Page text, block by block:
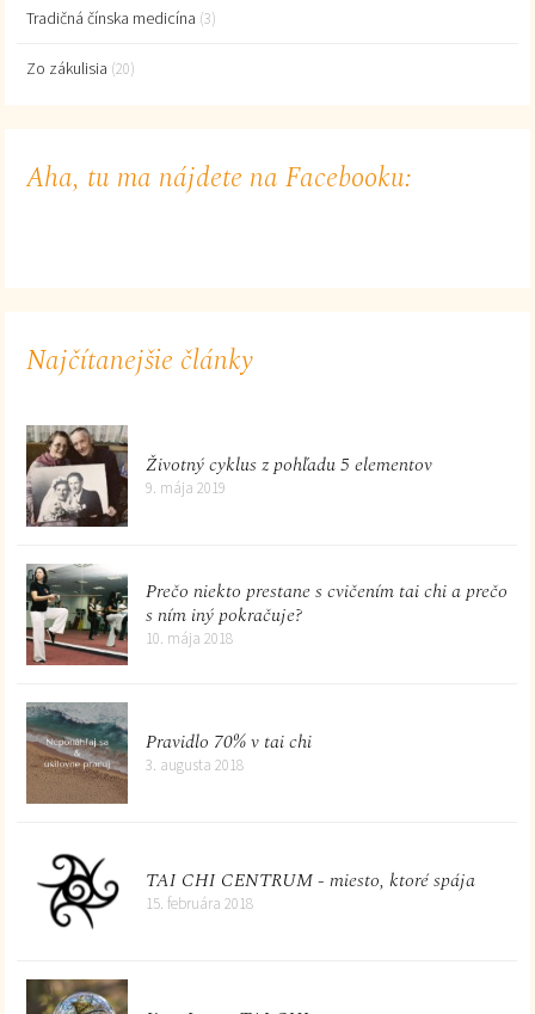
Tradičná čínska medicína (3)
Zo zákulisia (20)
Aha, tu ma nájdete na Facebooku:
Najčítanejšie články
Životný cyklus z pohľadu 5 elementov
9. mája 2019
Prečo niekto prestane s cvičením tai chi a prečo
s ním iný pokračuje?
10. mája 2018
Pravidlo 70% v tai chi
3. augusta 2018
TAI CHI CENTRUM - miesto, ktoré spája
15. februára 2018